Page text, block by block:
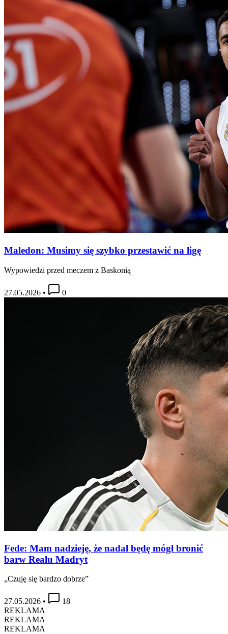
Maledon: Musimy się szybko przestawić na ligę
Wypowiedzi przed meczem z Baskonią
27.05.2026 • 0
Fede: Mam nadzieję, że nadal będę mógł bronić
barw Realu Madryt
„Czuję się bardzo dobrze”
27.05.2026 •
18
REKLAMA
REKLAMA
REKLAMA